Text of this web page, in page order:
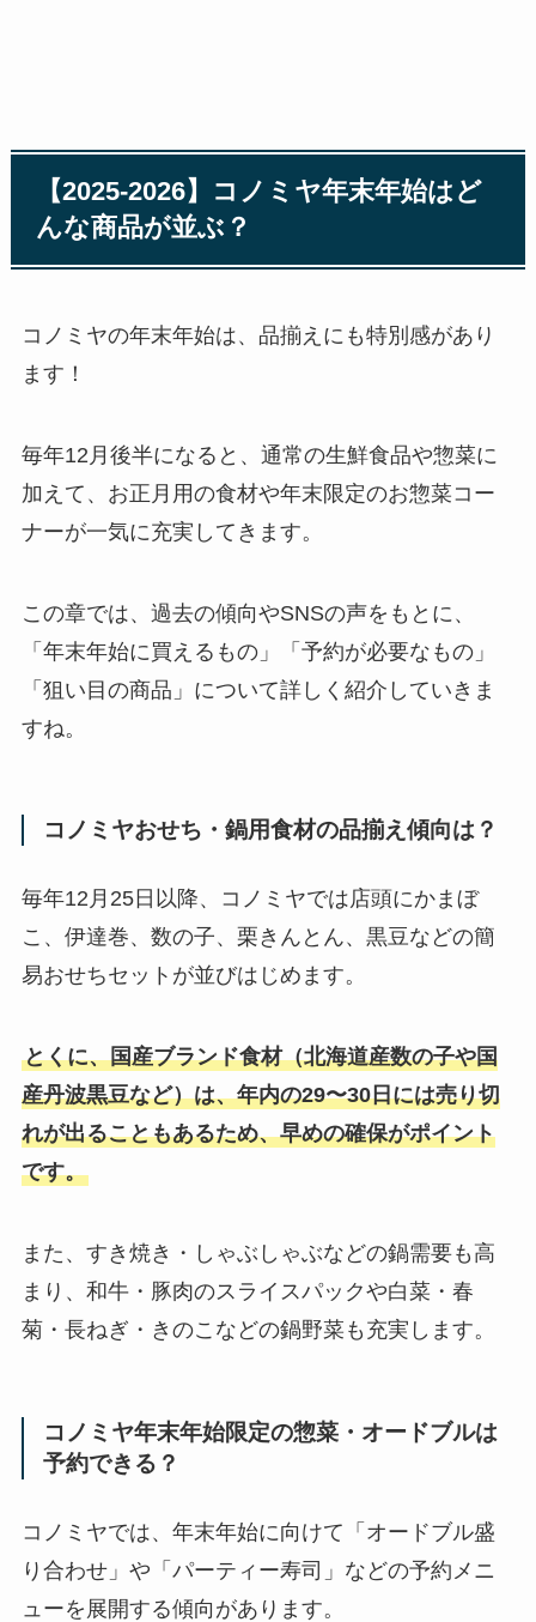
【2025-2026】コノミヤ年末年始はど
んな商品が並ぶ？
コノミヤの年末年始は、品揃えにも特別感があり
ます！
毎年12月後半になると、通常の生鮮食品や惣菜に
加えて、お正月用の食材や年末限定のお惣菜コー
ナーが一気に充実してきます。
この章では、過去の傾向やSNSの声をもとに、
「年末年始に買えるもの」「予約が必要なもの」
「狙い目の商品」について詳しく紹介していきま
すね。
コノミヤおせち・鍋用食材の品揃え傾向は？
毎年12月25日以降、コノミヤでは店頭にかまぼ
こ、伊達巻、数の子、栗きんとん、黒豆などの簡
易おせちセットが並びはじめます。
とくに、国産ブランド食材（北海道産数の子や国
産丹波黒豆など）は、年内の29〜30日には売り切
れが出ることもあるため、早めの確保がポイント
です。
また、すき焼き・しゃぶしゃぶなどの鍋需要も高
まり、和牛・豚肉のスライスパックや白菜・春
菊・長ねぎ・きのこなどの鍋野菜も充実します。
コノミヤ年末年始限定の惣菜・オードブルは
予約できる？
コノミヤでは、年末年始に向けて「オードブル盛
り合わせ」や「パーティー寿司」などの予約メニ
ューを展開する傾向があります。